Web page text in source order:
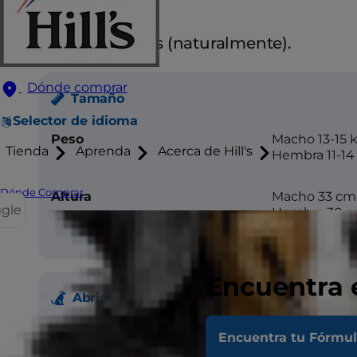
Dónde comprar
Selector de idioma
Tienda Aprenda Acerca de Hill's
Dónde Comprar
Encuentra tu
Atributos
Orejas erguidas (naturalmente).
Tamaño
Peso
Macho 13-15
Hembra 11-
Altura
Macho 33 cm
Hembra 30
Abrigo
Corto